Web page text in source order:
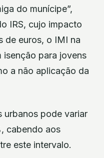
do munícipe”,
IRS, cujo impacto
de euros, o IMI na
para jovens
a não aplicação da
urbanos pode variar
cabendo aos
este intervalo.